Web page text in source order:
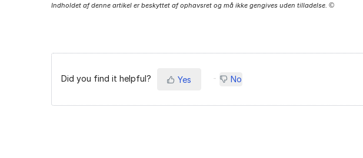
Indholdet af denne artikel er beskyttet af ophavsret og må ikke gengives uden tilladelse. ©
Did you find it helpful? Yes No